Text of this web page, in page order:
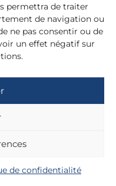
permettra de traiter
de navigation ou
ne pas consentir ou de
un effet négatif sur
de confidentialité
Saillant
75009 Paris
21